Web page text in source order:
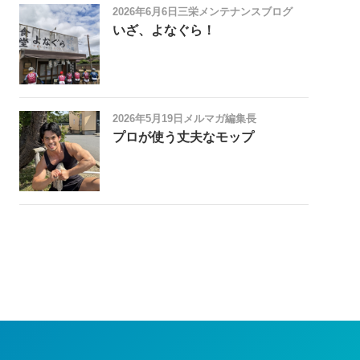
2026年6月6日 三栄メンテナンスブログ
いざ、よなぐら！
2026年5月19日 メルマガ編集長
プロが使う丈夫なモップ